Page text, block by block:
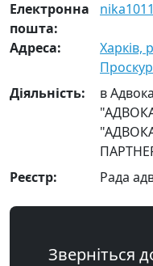
Електронна
пошта:
Адреса:
Харків,
Діяльність:
в
Реєстр:
Рада
Зверніться